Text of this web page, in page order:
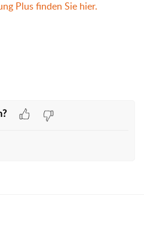
Plus finden Sie hier.